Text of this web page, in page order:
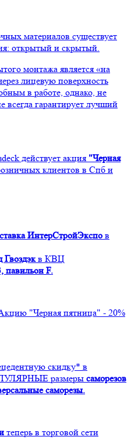
материалов существует
открытый и скрытый.
монтажа является «на
лицевую поверхность
в работе, однако, не
всегда гарантирует лучший
действует акция "Черная
клиентов в Спб и
ИнтерСтройЭкспо в
Гвоздэкв КВЦ
павильон F.
"Черная пятница" - 20%
скидку* в
размеры саморезов
саморезы.
теперь в торговой сети